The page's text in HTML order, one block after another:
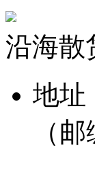
沿海散
地址
（